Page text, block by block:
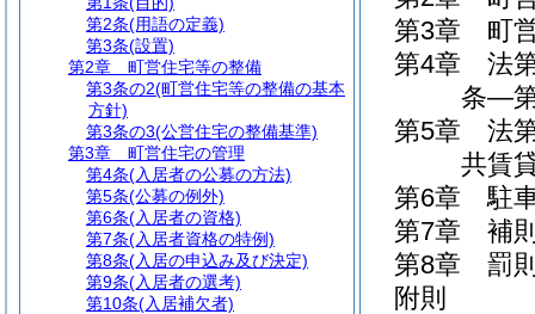
第3章
町
第4章
法
条―
第5章
法
共賃
第6章
駐
第7章
補
第8章
罰
附則
第2条(用語の定義)
第3条(設置)
第2章
町営住宅等の整備
第3条の2(町営住宅等の整備の基本
方針)
第3条の3(公営住宅の整備基準)
第3章
町営住宅の管理
第4条(入居者の公募の方法)
第5条(公募の例外)
第6条(入居者の資格)
第7条(入居者資格の特例)
第8条(入居の申込み及び決定)
第9条(入居者の選考)
第10条(入居補欠者)